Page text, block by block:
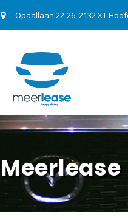
Opaallaan 22-26, 2132 XT